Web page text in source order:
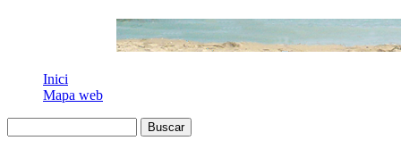
Inici
Mapa web